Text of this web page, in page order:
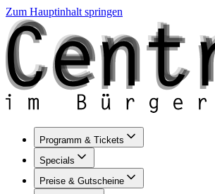
Zum Hauptinhalt springen
Programm & Tickets
Specials
Preise & Gutscheine